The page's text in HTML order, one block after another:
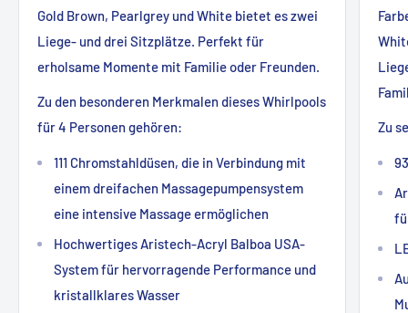
Gold Brown, Pearlgrey und White bietet es zwei
Liege- und drei Sitzplätze. Perfekt für
erholsame Momente mit Familie oder Freunden.
Zu den besonderen Merkmalen dieses Whirlpools
für 4 Personen gehören:
111 Chromstahldüsen, die in Verbindung mit
einem dreifachen Massagepumpensystem
eine intensive Massage ermöglichen
Hochwertiges Aristech-Acryl Balboa USA-
System für hervorragende Performance und
kristallklares Wasser
Zu